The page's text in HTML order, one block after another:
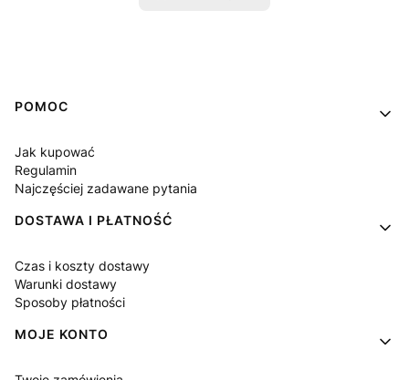
Linki w stopce
POMOC
Jak kupować
Regulamin
Najczęściej zadawane pytania
DOSTAWA I PŁATNOŚĆ
Czas i koszty dostawy
Warunki dostawy
Sposoby płatności
MOJE KONTO